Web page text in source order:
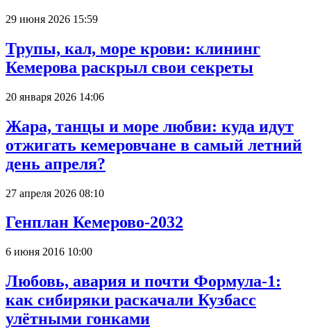
29 июня 2026 15:59
Трупы, кал, море крови: клининг
Кемерова раскрыл свои секреты
20 января 2026 14:06
Жара, танцы и море любви: куда идут
отжигать кемеровчане в самый летний
день апреля?
27 апреля 2026 08:10
Генплан Кемерово-2032
6 июня 2016 10:00
Любовь, авария и почти Формула-1:
как сибиряки раскачали Кузбасс
улётными гонками